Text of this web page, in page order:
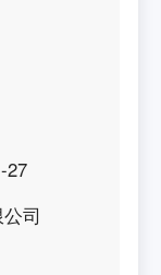
27
司